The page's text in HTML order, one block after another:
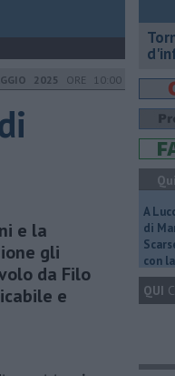
2025 ORE 10:00
e la
gli
da Filo
e
A
di
con
QUI